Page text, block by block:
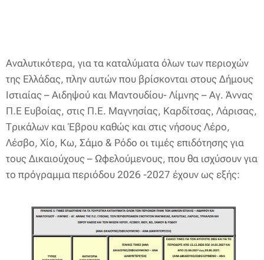
Αναλυτικότερα, για τα καταλύματα όλων των περιοχών
της Ελλάδας, πλην αυτών που βρίσκονται στους Δήμους
Ιστιαίας – Αιδηψού και Μαντουδίου- Λίμνης – Αγ. Άννας
Π.Ε Ευβοίας, στις Π.Ε. Μαγνησίας, Καρδίτσας, Λάρισας,
Τρικάλων και Έβρου καθώς και στις νήσους Λέρο,
Λέσβο, Χίο, Κω, Σάμο & Ρόδο οι τιμές επιδότησης για
τους Δικαιούχους – Ωφελούμενους, που θα ισχύσουν για
το πρόγραμμα περιόδου 2026 -2027 έχουν ως εξής: